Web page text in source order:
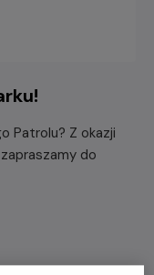
Patrolu? Z okazji
do